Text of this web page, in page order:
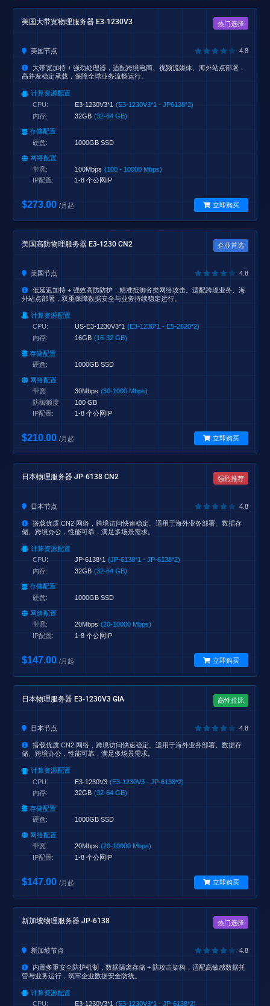
美国大带宽物理服务器 E3-1230V3 热门选择
美国节点 4.8
大带宽加持 + 强劲处理器，适配跨境电商、视频流媒体、海外站点部署，
高并发稳定承载，保障全球业务流畅运行。
计算资源配置
CPU:
E3-1230V3*1 (E3-1230V3*1 - JP6138*2)
内存:
32GB (32-64 GB)
存储配置
硬盘:
1000GB SSD
网络配置
带宽:
100Mbps (100 - 10000 Mbps)
IP配置:
1-8 个公网IP
$273.00 /月起 立即购买
美国高防物理服务器 E3-1230 CN2 企业首选
美国节点 4.8
低延迟加持 + 强效高防防护，精准抵御各类网络攻击。适配跨境业务、海
外站点部署，双重保障数据安全与业务持续稳定运行。
计算资源配置
CPU:
US-E3-1230V3*1 (E3-1230*1 - E5-2620*2)
内存:
16GB (16-32 GB)
存储配置
硬盘:
1000GB SSD
网络配置
带宽:
30Mbps (30-1000 Mbps)
防御额度
100 GB
IP配置:
1-8 个公网IP
$210.00 /月起 立即购买
日本物理服务器 JP-6138 CN2 强烈推荐
日本节点 4.8
搭载优质 CN2 网络，跨境访问快速稳定。适用于海外业务部署、数据存
储、跨境办公，性能可靠，满足多场景需求。
计算资源配置
CPU:
JP-6138*1 (JP-6138*1 - JP-6138*2)
内存:
32GB (32-64 GB)
存储配置
硬盘:
1000GB SSD
网络配置
带宽:
20Mbps (20-10000 Mbps)
IP配置:
1-8 个公网IP
$147.00 /月起 立即购买
日本物理服务器 E3-1230V3 GIA 高性价比
日本节点 4.8
搭载优质 CN2 网络，跨境访问快速稳定。适用于海外业务部署、数据存
储、跨境办公，性能可靠，满足多场景需求。
计算资源配置
CPU:
E3-1230V3 (E3-1230V3 - JP-6138*2)
内存:
32GB (32-64 GB)
存储配置
硬盘:
1000GB SSD
网络配置
带宽:
20Mbps (20-10000 Mbps)
IP配置:
1-8 个公网IP
$147.00 /月起 立即购买
新加坡物理服务器 JP-6138 热门选择
新加坡节点 4.8
内置多重安全防护机制，数据隔离存储 + 防攻击架构，适配高敏感数据托
管与业务运行，筑牢企业数据安全防线。
计算资源配置
CPU:
E3-1230V3*1 (E3-1230V3*1 - JP-6138*2)